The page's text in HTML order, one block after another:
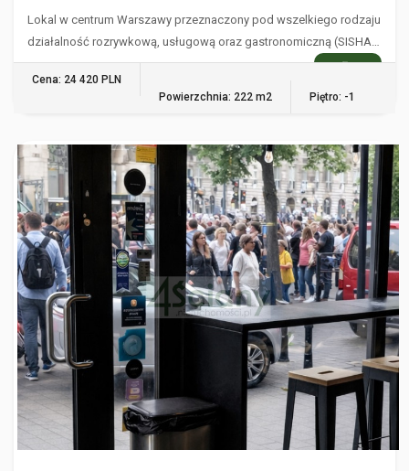
Lokal w centrum Warszawy przeznaczony pod wszelkiego rodzaju
działalność rozrywkową, usługową oraz gastronomiczną (SISHA…
WIĘCEJ
Cena: 24 420 PLN
Powierzchnia: 222 m2
Piętro: -1
WARSZAWA